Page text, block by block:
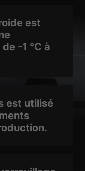
est
-1 °C à
est utilisé